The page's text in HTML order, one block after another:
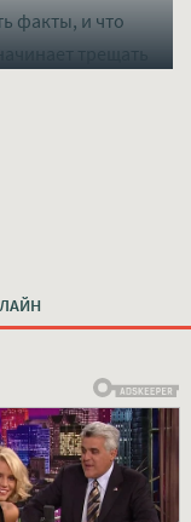
факты, и что
трещать